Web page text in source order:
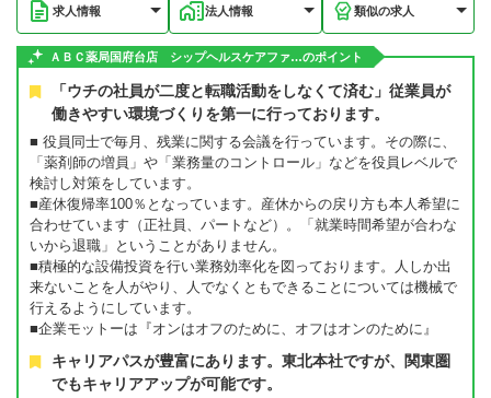
求人情報 法人情報 類似の求人
ＡＢＣ薬局国府台店 シップヘルスケアファ…のポイント
「ウチの社員が二度と転職活動をしなくて済む」従業員が
働きやすい環境づくりを第一に行っております。
■ 役員同士で毎月、残業に関する会議を行っています。その際に、
「薬剤師の増員」や「業務量のコントロール」などを役員レベルで
検討し対策をしています。
■産休復帰率100％となっています。産休からの戻り方も本人希望に
合わせています（正社員、パートなど）。「就業時間希望が合わな
いから退職」ということがありません。
■積極的な設備投資を行い業務効率化を図っております。人しか出
来ないことを人がやり、人でなくともできることについては機械で
行えるようにしています。
■企業モットーは『オンはオフのために、オフはオンのために』
キャリアパスが豊富にあります。東北本社ですが、関東圏
でもキャリアアップが可能です。